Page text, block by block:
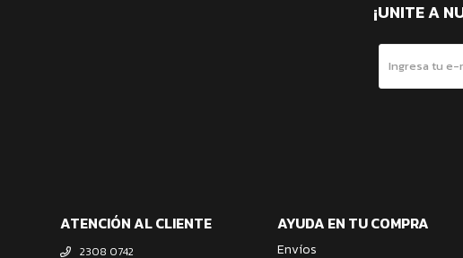
ATENCIÓN AL CLIENTE
2308 0742
AYUDA EN TU COMPRA
Envíos
¡UNITE A